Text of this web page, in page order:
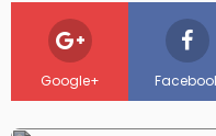
Google+